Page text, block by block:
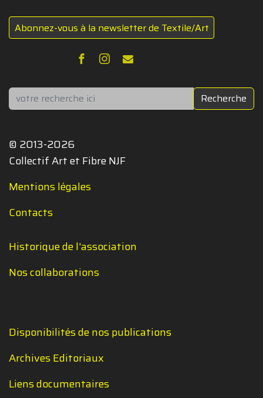
Abonnez-vous à la newsletter de Textile/Art
Rechercher Recherche
© 2013-2026
Collectif Art et Fibre NJF
Mentions légales
Contacts
Historique de l'association
Nos collaborations
Disponibilités de nos publications
Archives Editoriaux
Liens documentaires